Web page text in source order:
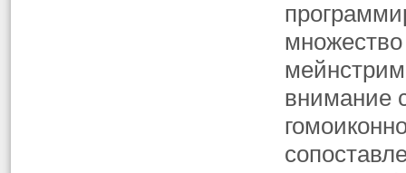
внимание